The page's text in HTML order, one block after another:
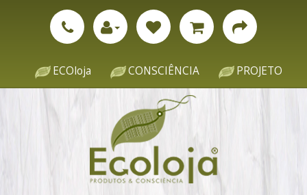
ECOloja CONSCIÊNCIA PROJETO